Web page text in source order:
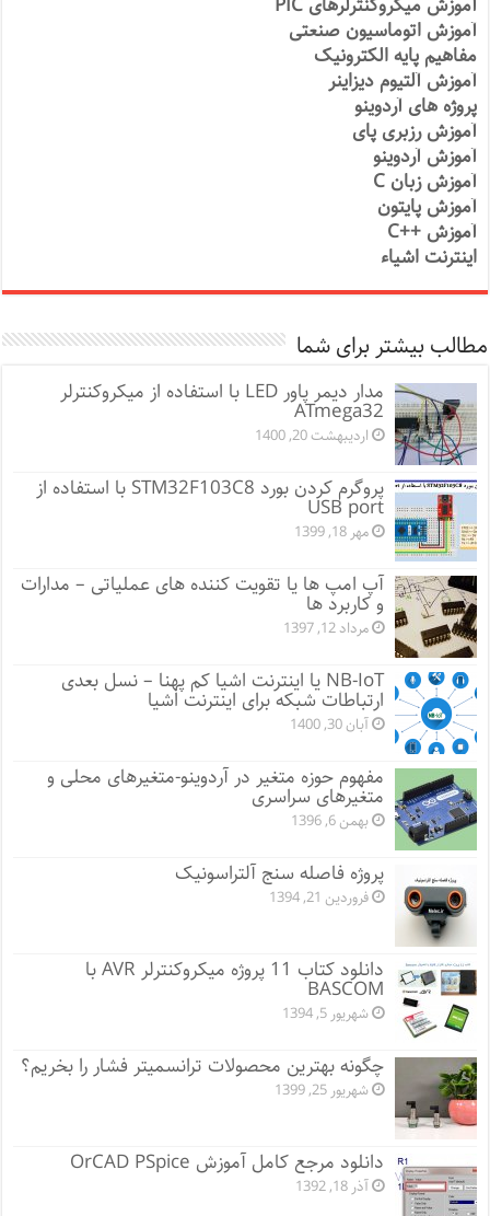
آموزش اتوماسیون صنعتی
مفاهیم پایه الکترونیک
آموزش آلتیوم دیزاینر
پروژه های آردوینو
آموزش رزبری پای
آموزش آردوینو
آموزش زبان C
آموزش پایتون
آموزش ++C
اینترنت اشیاء
مطالب بیشتر برای شما
مدار دیمر پاور LED با استفاده از میکروکنترلر
ATmega32
اردیبهشت 20, 1400
پروگرم کردن بورد STM32F103C8 با استفاده از
USB port
مهر 18, 1399
آپ امپ ها یا تقویت کننده های عملیاتی – مدارات
و کاربرد ها
مرداد 12, 1397
NB-IoT یا اینترنت اشیا کم پهنا – نسل بعدی
ارتباطات شبکه برای اینترنت اشیا
آبان 30, 1400
مفهوم حوزه متغیر در آردوینو-متغیرهای محلی و
متغیرهای سراسری
بهمن 6, 1396
پروژه فاصله سنج آلتراسونیک
فروردین 21, 1394
دانلود کتاب 11 پروژه میکروکنترلر AVR با
BASCOM
شهریور 5, 1394
چگونه بهترین محصولات ترانسمیتر فشار را بخریم؟
شهریور 25, 1399
دانلود مرجع کامل آموزش OrCAD PSpice
آذر 18, 1392